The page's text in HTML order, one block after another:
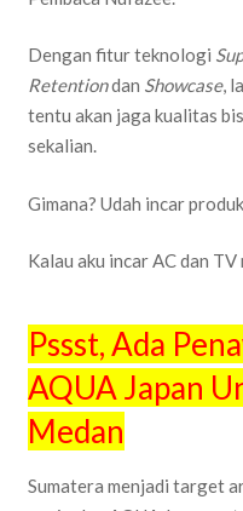
Dengan fitur teknologi
Retentiondan Showcase,
tentu akan jaga kualitas
sekalian.
Gimana? Udah incar
Kalau aku incar AC dan TV
Pssst, Ada
AQUA Japan
Medan
Sumatera menjadi target